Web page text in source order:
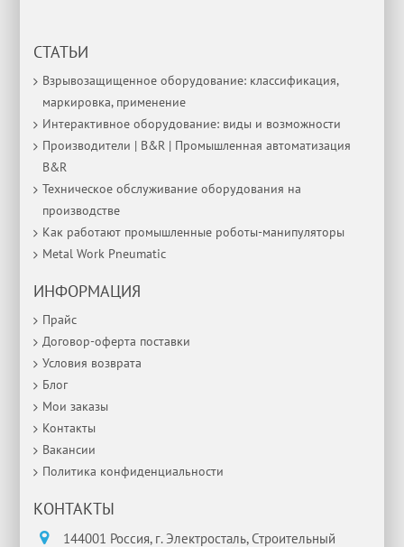
СТАТЬИ
Взрывозащищенное оборудование: классификация,
маркировка, применение
Интерактивное оборудование: виды и возможности
Производители | B&R | Промышленная автоматизация
B&R
Техническое обслуживание оборудования на
производстве
Как работают промышленные роботы-манипуляторы
Metal Work Pneumatic
ИНФОРМАЦИЯ
Прайс
Договор-оферта поставки
Условия возврата
Блог
Мои заказы
Контакты
Вакансии
Политика конфиденциальности
КОНТАКТЫ
144001 Россия, г. Электросталь, Строительный